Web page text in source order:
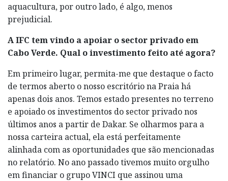
aquacultura, por outro lado, é algo, menos
prejudicial.
A IFC tem vindo a apoiar o sector privado em
Cabo Verde. Qual o investimento feito até agora?
Em primeiro lugar, permita-me que destaque o facto
de termos aberto o nosso escritório na Praia há
apenas dois anos. Temos estado presentes no terreno
e apoiado os investimentos do sector privado nos
últimos anos a partir de Dakar. Se olharmos para a
nossa carteira actual, ela está perfeitamente
alinhada com as oportunidades que são mencionadas
no relatório. No ano passado tivemos muito orgulho
em financiar o grupo VINCI que assinou uma